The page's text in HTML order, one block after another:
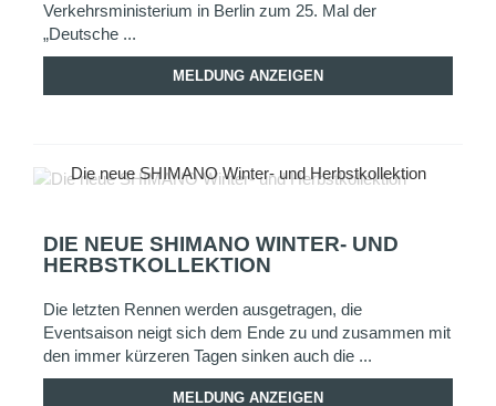
Verkehrsministerium in Berlin zum 25. Mal der
„Deutsche ...
MELDUNG ANZEIGEN
Die neue SHIMANO Winter- und Herbstkollektion
DIE NEUE SHIMANO WINTER- UND
HERBSTKOLLEKTION
Die letzten Rennen werden ausgetragen, die
Eventsaison neigt sich dem Ende zu und zusammen mit
den immer kürzeren Tagen sinken auch die ...
MELDUNG ANZEIGEN